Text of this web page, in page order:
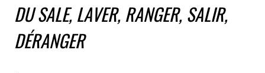
DU SALE, LAVER, RANGER, SALIR,
DÉRANGER